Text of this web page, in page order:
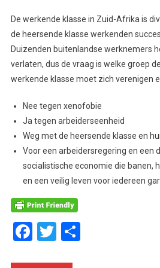
De werkende klasse in Zuid-Afrika is
de heersende klasse werkenden
Duizenden buitenlandse werknemers
verlaten, dus de vraag is welke groep
werkende klasse moet zich verenigen
Nee tegen xenofobie
Ja tegen arbeiderseenheid
Weg met de heersende klasse en
Voor een arbeidersregering en een
socialistische economie die banen,
en een veilig leven voor iedereen
Facebook
Twitter
Delen